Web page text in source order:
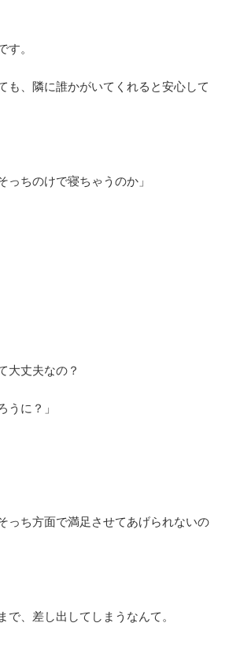
す。
も、隣に誰かがいてくれると安心して
っちのけで寝ちゃうのか」
大丈夫なの？
うに？」
っち方面で満足させてあげられないの
で、差し出してしまうなんて。